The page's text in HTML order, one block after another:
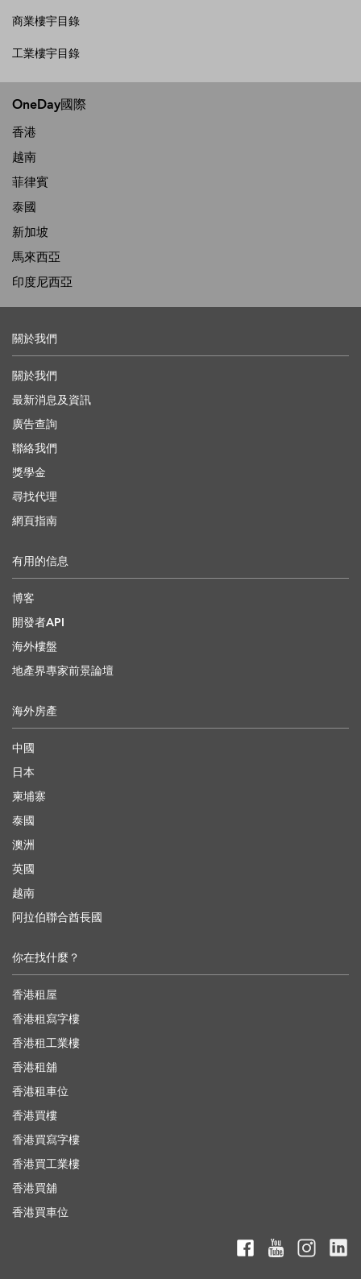
商業樓宇目錄
工業樓宇目錄
OneDay國際
香港
越南
菲律賓
泰國
新加坡
馬來西亞
印度尼西亞
關於我們
關於我們
最新消息及資訊
廣告查詢
聯絡我們
獎學金
尋找代理
網頁指南
有用的信息
博客
開發者API
海外樓盤
地產界專家前景論壇
海外房產
中國
日本
柬埔寨
泰國
澳洲
英國
越南
阿拉伯聯合酋長國
你在找什麼？
香港租屋
香港租寫字樓
香港租工業樓
香港租舖
香港租車位
香港買樓
香港買寫字樓
香港買工業樓
香港買舖
香港買車位